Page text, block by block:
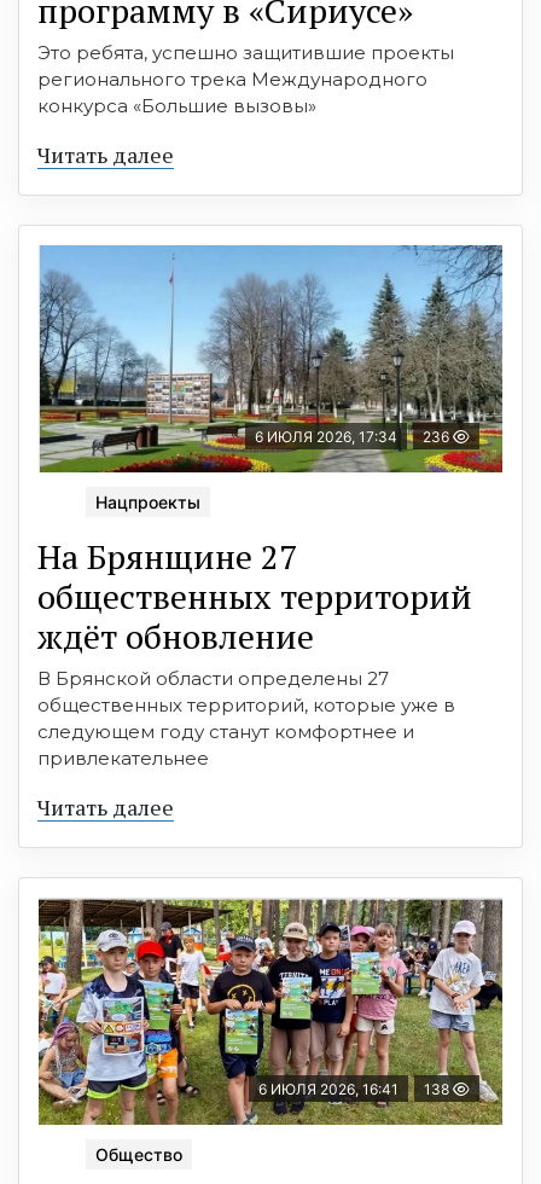
программу в «Сириусе»
Это ребята, успешно защитившие проекты
регионального трека Международного
конкурса «Большие вызовы»
Читать далее
6 ИЮЛЯ 2026, 17:34 236
Нацпроекты
На Брянщине 27
общественных территорий
ждёт обновление
В Брянской области определены 27
общественных территорий, которые уже в
следующем году станут комфортнее и
привлекательнее
Читать далее
6 ИЮЛЯ 2026, 16:41 138
Общество